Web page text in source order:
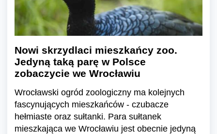
Nowi skrzydlaci mieszkańcy zoo.
Jedyną taką parę w Polsce
zobaczycie we Wrocławiu
Wrocławski ogród zoologiczny ma kolejnych
fascynujących mieszkańców - czubacze
hełmiaste oraz sułtanki. Para sułtanek
mieszkająca we Wrocławiu jest obecnie jedyną